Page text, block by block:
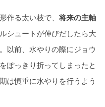
作る太い枝で、将来の主軸
シュートが伸びだしたら大
以前、水やりの際にジョウ
ぽっきり折ってしまったと
は慎重に水やりを行うよう